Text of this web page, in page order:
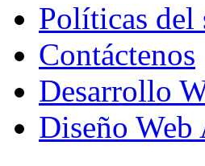
Políticas del
Contáctenos
Desarrollo
Diseño Web